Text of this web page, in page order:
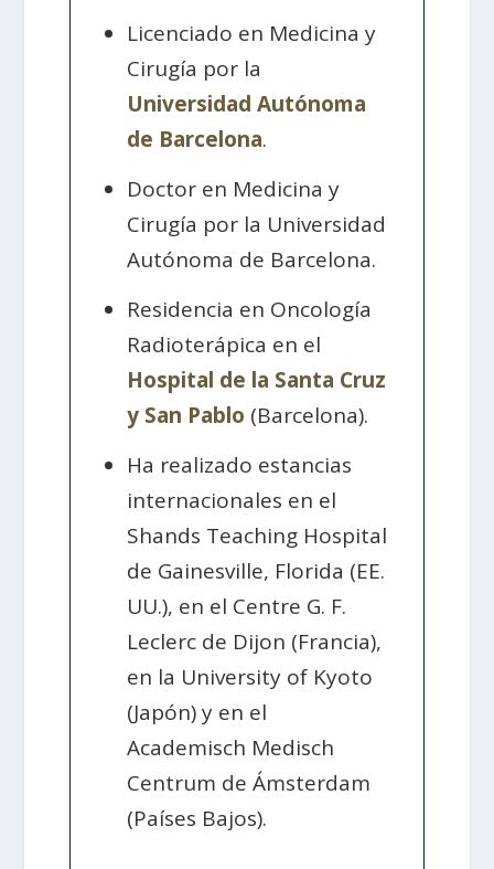
Licenciado en Medicina y
Cirugía por la
Universidad Autónoma
de Barcelona.
Doctor en Medicina y
Cirugía por la Universidad
Autónoma de Barcelona.
Residencia en Oncología
Radioterápica en el
Hospital de la Santa Cruz
y San Pablo (Barcelona).
Ha realizado estancias
internacionales en el
Shands Teaching Hospital
de Gainesville, Florida (EE.
UU.), en el Centre G. F.
Leclerc de Dijon (Francia),
en la University of Kyoto
(Japón) y en el
Academisch Medisch
Centrum de Ámsterdam
(Países Bajos).